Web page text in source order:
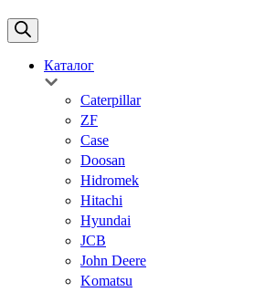
Каталог
Caterpillar
ZF
Case
Doosan
Hidromek
Hitachi
Hyundai
JCB
John Deere
Komatsu